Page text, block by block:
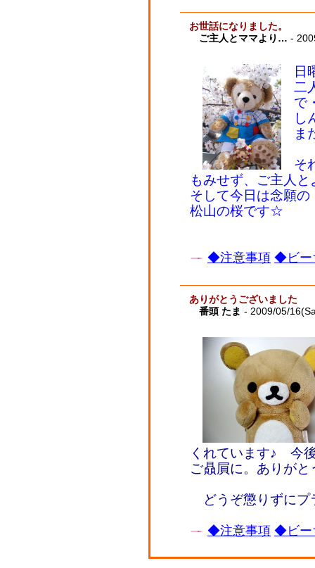
お世話になりました。
ご主人とママより… -
日
二
で
し
ま
そ
もみせず、ご主人
そして今日は念願
松山の桜です☆
◆注意事項 ◆ビー
ありがとうございました
番頭 たま - 2009/05/
くれています♪ 今
ご贔屓に。ありが
どうぞ懲りずにプ
◆注意事項 ◆ビー